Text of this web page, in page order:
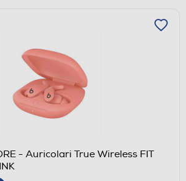
- Auricolari True Wireless FIT